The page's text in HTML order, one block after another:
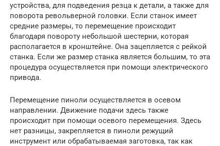
устройства, для подведения резца к детали, а также для
поворота револьверной головки. Если станок имеет
средние размеры, то перемещение происходит
благодаря повороту небольшой шестерни, которая
располагается в кронштейне. Она зацепляется с рейкой
станка. Если же размер станка является большим, то эта
процедура осуществляется при помощи электрического
привода.
Перемещение пиноли осуществляется в осевом
направлении. Движение подачи здесь также
происходит при помощи осевого перемещения. Здесь
нет разницы, закрепляется в пиноли режущий
инструмент или обрабатываемая заготовка, так как